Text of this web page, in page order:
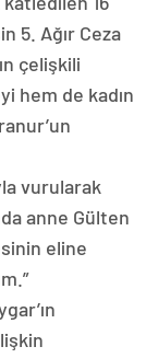
5. Ağır Ceza
çelişkili
hem de kadın
vurularak
anne Gülten
eline